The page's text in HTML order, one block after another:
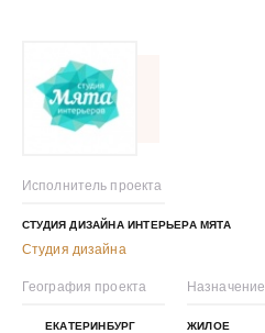
Исполнитель проекта
СТУДИЯ ДИЗАЙНА ИНТЕРЬЕРА МЯТА
Студия дизайна
География проекта
ЕКАТЕРИНБУРГ
Назначение
ЖИЛОЕ